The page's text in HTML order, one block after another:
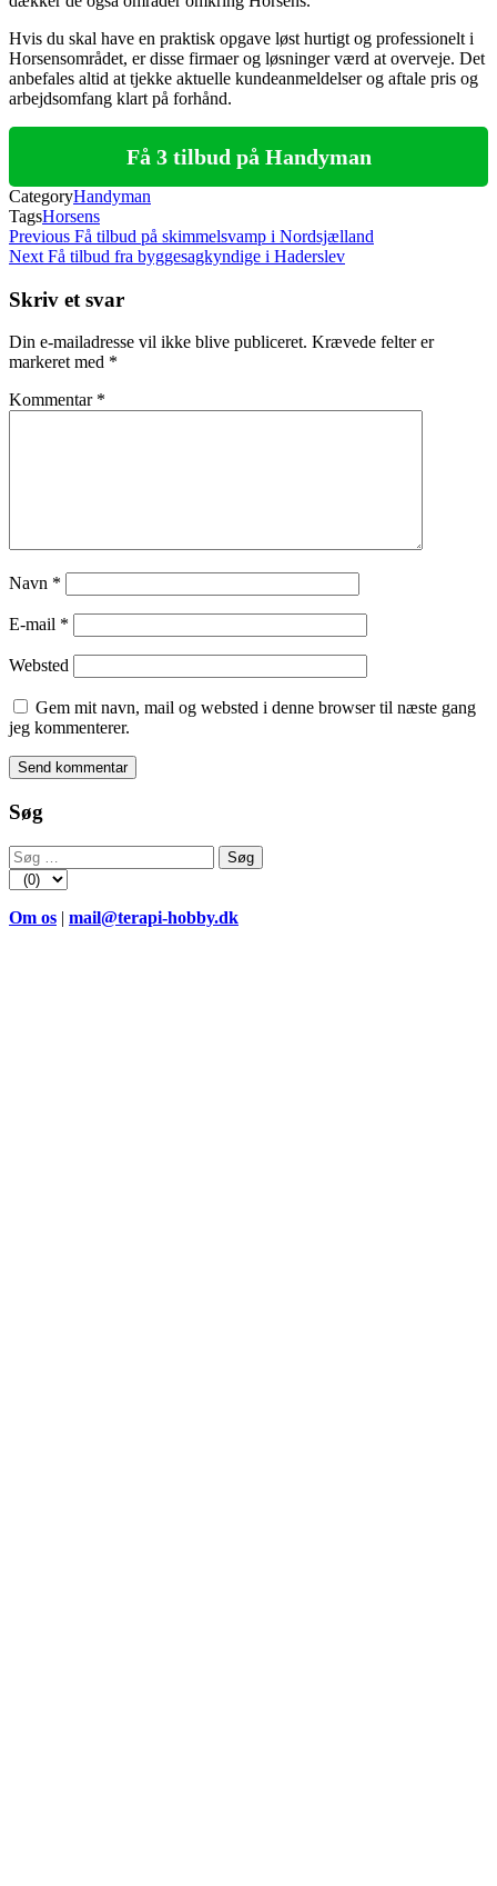
Hvis du skal have en praktisk opgave løst hurtigt og professionelt i
Horsensområdet, er disse firmaer og løsninger værd at overveje. Det
anbefales altid at tjekke aktuelle kundeanmeldelser og aftale pris og
arbejdsomfang klart på forhånd.
Få 3 tilbud på Handyman
CategoryHandyman
TagsHorsens
Indlægsnavigation
Previous
Post
Previous Få tilbud på skimmelsvamp i Nordsjælland
Next
Next Få tilbud fra byggesagkyndige i Haderslev
Skriv et svar
Din e-mailadresse vil ikke blive publiceret. Krævede felter er
markeret med *
Kommentar *
Navn *
E-mail *
Websted
Gem mit navn, mail og websted i denne browser til næste gang
jeg kommenterer.
Søg
Søg
efter:
Om os | mail@terapi-hobby.dk